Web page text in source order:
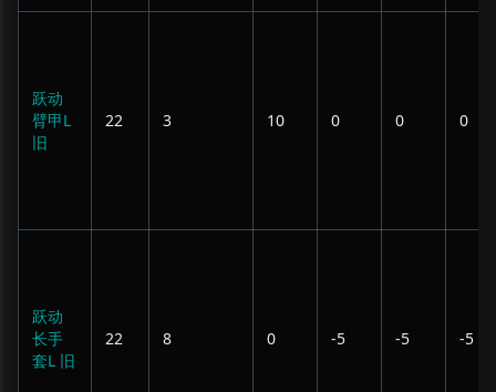
跃动
臂甲L
旧
22 3 10 0 0 0
跃动
长手
套L 旧
22 8 0 -5 -5 -5